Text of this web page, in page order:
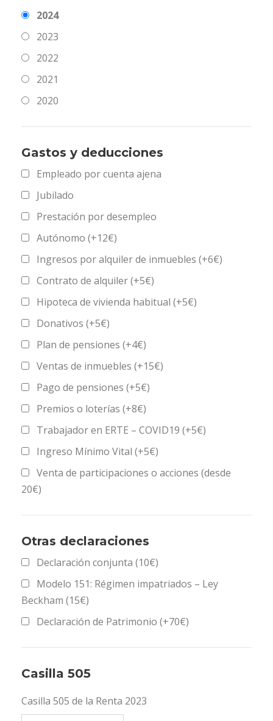
2024
2023
2022
2021
2020
Gastos y deducciones
Empleado por cuenta ajena
Jubilado
Prestación por desempleo
Autónomo (+12€)
Ingresos por alquiler de inmuebles (+6€)
Contrato de alquiler (+5€)
Hipoteca de vivienda habitual (+5€)
Donativos (+5€)
Plan de pensiones (+4€)
Ventas de inmuebles (+15€)
Pago de pensiones (+5€)
Premios o loterías (+8€)
Trabajador en ERTE – COVID19 (+5€)
Ingreso Mínimo Vital (+5€)
Venta de participaciones o acciones (desde
20€)
Otras declaraciones
Declaración conjunta (10€)
Modelo 151: Régimen impatriados – Ley
Beckham (15€)
Declaración de Patrimonio (+70€)
Casilla 505
Casilla 505 de la Renta 2023